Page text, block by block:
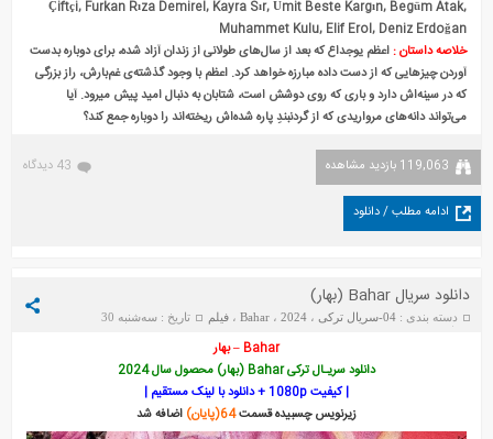
Çiftçi, Furkan Rıza Demirel, Kayra Sır, Ümit Beste Kargın, Begüm Atak,
Muhammet Kulu, Elif Erol, Deniz Erdoğan
خلاصه داستان :اعظم یوجداع که بعد از سال‌های طولانی از زندان آزاد شده، برای دوباره بدست
آوردن چیزهایی که از دست داده مبارزه خواهد کرد. اعظم با وجود گذشته‌ی غم‌بارش، راز بزرگی
که در سینه‌اش دارد و باری که روی دوشش است، شتابان به دنبال امید پیش میرود. آیا
می‌تواند دانه‌های مرواریدی که از گردنبندِ پاره شده‌اش ریخته‌اند را دوباره جمع کند؟
119,063 بازدید مشاهده 43 دیدگاه
ادامه مطلب / دانلود
دانلود سریال Bahar (بهار)
دسته بندی :04-سریال ترکی ،2024 ،Bahar ،فیلم
تاریخ : سه‌شنبه 30
Bahar – بهار
دانلود سریـال ترکی Bahar (بهار) محصول سال 2024
| کیفیت 1080p + دانلود با لینک مستقیم |
زیرنویس چسبیده قسمت64(پایان) اضافه شد